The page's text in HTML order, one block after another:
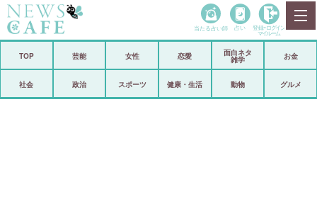
政治
当たる占い師 占い 登録• ログイン
マイルーム
TOP 芸能 女性 恋愛
面白ネタ
雑学
お金
社会 政治 スポーツ 健康・生活 動物 グルメ